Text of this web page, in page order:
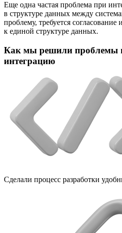
Еще одна частая проблема при
в структуре данных между
проблему, требуется
к единой структуре данных.
Как мы решили проблемы
интеграцию
Сделали процесс разработки